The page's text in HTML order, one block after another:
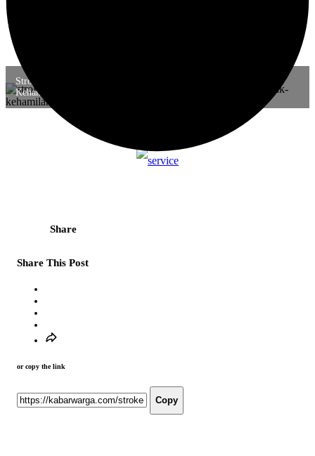
Stroke Ibu Hamil: Panduan Pencegahan dan Perawatan sejak
Kehamilan hingga Pasca Persalinan
Share
Share This Post
or copy the link
Copy